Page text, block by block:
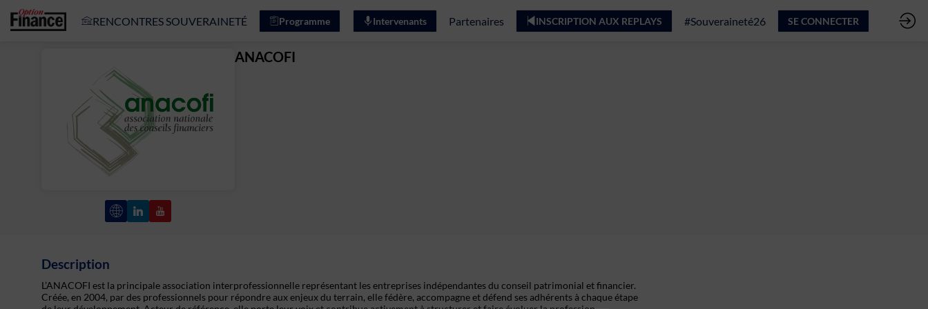
RENCONTRES SOUVERAINETÉ Programme Intervenants Partenaires INSCRIPTION AUX REPLAYS #Souveraineté26 SE CONNECTER
ANACOFI
Description
L’ANACOFI est la principale association interprofessionnelle représentant les entreprises indépendantes du conseil patrimonial et financier.
Créée, en 2004, par des professionnels pour répondre aux enjeux du terrain, elle fédère, accompagne et défend ses adhérents à chaque étape